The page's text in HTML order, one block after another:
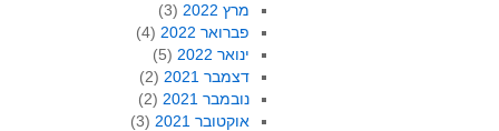
מרץ 2022
(3)
פברואר 2022
(4)
ינואר 2022
(5)
דצמבר 2021
(2)
נובמבר 2021
(2)
אוקטובר 2021
(3)